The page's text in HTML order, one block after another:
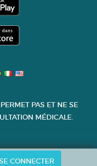
CONNECTER
PAS ET NE SE
MÉDICALE.